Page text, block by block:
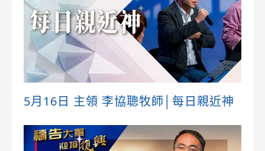
5月16日 主領 李協聰牧師│每日親近神